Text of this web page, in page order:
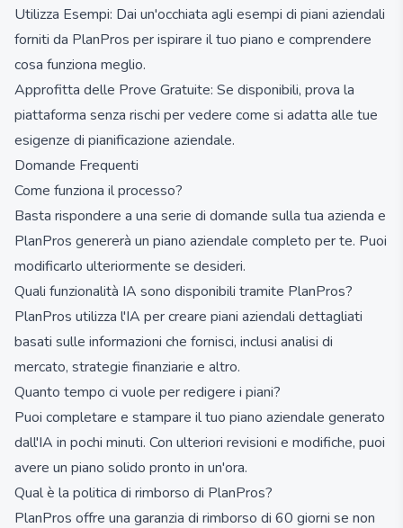
Utilizza Esempi: Dai un'occhiata agli esempi di piani aziendali
forniti da PlanPros per ispirare il tuo piano e comprendere
cosa funziona meglio.
Approfitta delle Prove Gratuite: Se disponibili, prova la
piattaforma senza rischi per vedere come si adatta alle tue
esigenze di pianificazione aziendale.
Domande Frequenti
Come funziona il processo?
Basta rispondere a una serie di domande sulla tua azienda e
PlanPros genererà un piano aziendale completo per te. Puoi
modificarlo ulteriormente se desideri.
Quali funzionalità IA sono disponibili tramite PlanPros?
PlanPros utilizza l'IA per creare piani aziendali dettagliati
basati sulle informazioni che fornisci, inclusi analisi di
mercato, strategie finanziarie e altro.
Quanto tempo ci vuole per redigere i piani?
Puoi completare e stampare il tuo piano aziendale generato
dall'IA in pochi minuti. Con ulteriori revisioni e modifiche, puoi
avere un piano solido pronto in un'ora.
Qual è la politica di rimborso di PlanPros?
PlanPros offre una garanzia di rimborso di 60 giorni se non